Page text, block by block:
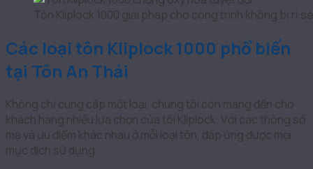
Tôn Kliplock 1000 giải pháp cho công trình không bị rỉ
Các loại tôn Kliplock 1000 phổ biến
tại Tôn An Thái
Không chỉ cung cấp một loại, chúng tôi còn mang đến cho
khách hàng nhiều lựa chọn của tôi Kliplock. Với các thông số
mạ và ưu điểm khác nhau ở mỗi loại tôn, đáp ứng được mọi
mục đích sử dụng.